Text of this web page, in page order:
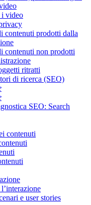
i video
contenuti prodotti dalla
contenuti non prodotti
ritratti
di ricerca (SEO)
SEO: Search
contenuti
e user stories